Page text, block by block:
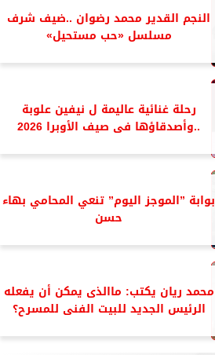
النجم القدير محمد رضوان ..ضيف شرف
مسلسل «حب مستحيل»
رحلة غنائية عاليمة ل نيفين علوبة
..وأصدقاؤها فى صيف الأوبرا 2026
بوابة ”الموجز اليوم” تنعي المحامي بهاء
حسن
محمد ريان يكتب: ماالذى يمكن أن يفعله
الرئيس الجديد للبيت الفنى للمسرح؟